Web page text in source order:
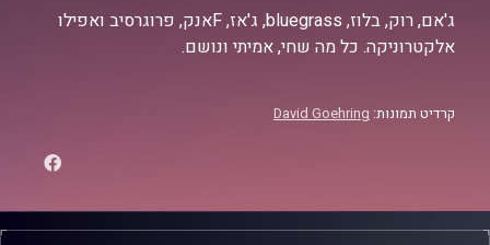
ג'אם, רוק, בלוז, bluegrass, ג'אז, Fאנק, פרוגרסיב ואפילו
אלקטרוניקה. כל מה שחי, אמיתי ונושם.
קרדיט תמונות: David Goehring